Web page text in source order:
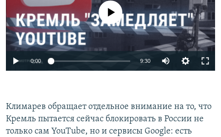
Auto 240p 360p 480p
720p 1080p
No media source currently available
0:00 9:30
480p
Климарев обращает отдельное внимание на то, что
Кремль пытается сейчас блокировать в России не
только сам YouTube, но и сервисы Google: есть